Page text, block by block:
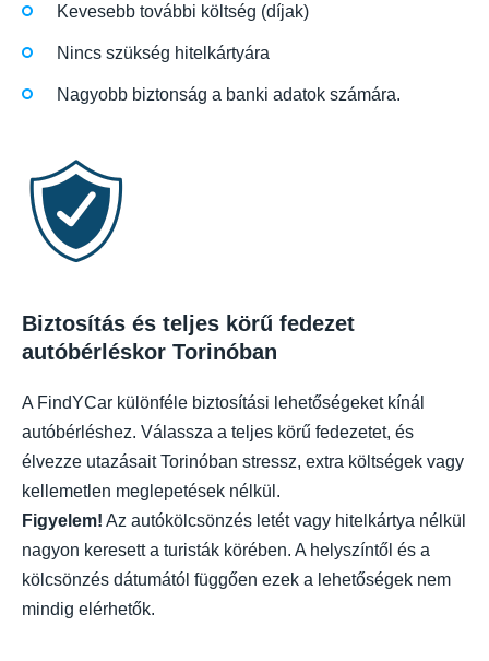
Kevesebb további költség (díjak)
Nincs szükség hitelkártyára
Nagyobb biztonság a banki adatok számára.
Biztosítás és teljes körű fedezet
autóbérléskor Torinóban
A FindYCar különféle biztosítási lehetőségeket kínál
autóbérléshez. Válassza a teljes körű fedezetet, és
élvezze utazásait Torinóban stressz, extra költségek vagy
kellemetlen meglepetések nélkül.
Figyelem! Az autókölcsönzés letét vagy hitelkártya nélkül
nagyon keresett a turisták körében. A helyszíntől és a
kölcsönzés dátumától függően ezek a lehetőségek nem
mindig elérhetők.